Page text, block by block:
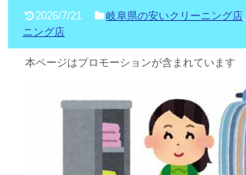
2026/7/21 岐阜県の安いクリーニング店,
ニング店
本ページはプロモーションが含まれています